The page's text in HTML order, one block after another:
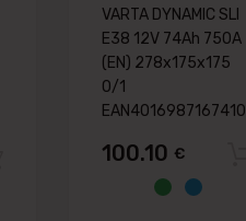
Pievienot grozam
VARTA DYNAMIC SLI
E38 12V 74Ah 750A
(EN) 278x175x175
0/1
EAN4016987167410
100.10 €